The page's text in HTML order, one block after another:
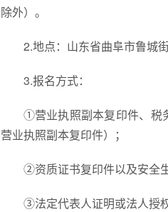
除外）。
2.地点：山东省曲阜市鲁城
3.报名方式：
①营业执照副本复印件、税
营业执照副本复印件）；
②资质证书复印件以及安全
③法定代表人证明或法人授